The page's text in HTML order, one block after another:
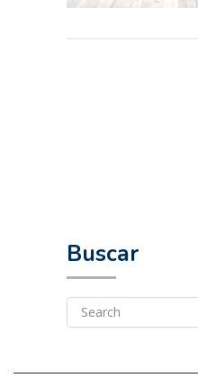
Buscar